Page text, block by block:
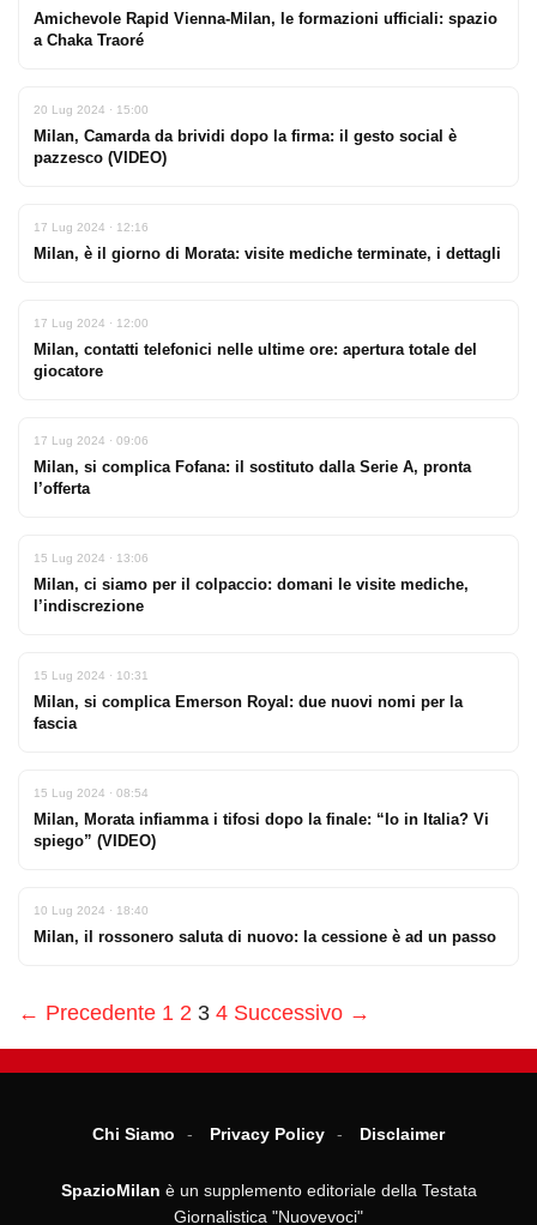
Amichevole Rapid Vienna-Milan, le formazioni ufficiali: spazio
a Chaka Traoré
20 Lug 2024 · 15:00
Milan, Camarda da brividi dopo la firma: il gesto social è
pazzesco (VIDEO)
17 Lug 2024 · 12:16
Milan, è il giorno di Morata: visite mediche terminate, i dettagli
17 Lug 2024 · 12:00
Milan, contatti telefonici nelle ultime ore: apertura totale del
giocatore
17 Lug 2024 · 09:06
Milan, si complica Fofana: il sostituto dalla Serie A, pronta
l’offerta
15 Lug 2024 · 13:06
Milan, ci siamo per il colpaccio: domani le visite mediche,
l’indiscrezione
15 Lug 2024 · 10:31
Milan, si complica Emerson Royal: due nuovi nomi per la
fascia
15 Lug 2024 · 08:54
Milan, Morata infiamma i tifosi dopo la finale: “Io in Italia? Vi
spiego” (VIDEO)
10 Lug 2024 · 18:40
Milan, il rossonero saluta di nuovo: la cessione è ad un passo
← Precedente 1 2 3 4 Successivo →
Chi Siamo Privacy Policy Disclaimer
SpazioMilan è un supplemento editoriale della Testata
Giornalistica "Nuovevoci"